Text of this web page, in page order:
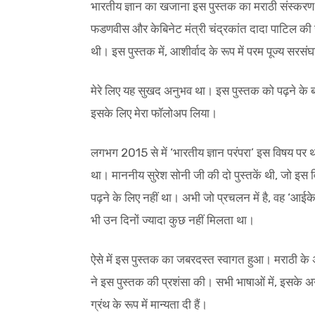
भारतीय ज्ञान का खजाना इस पुस्तक का मराठी
फडणवीस और केबिनेट मंत्री चंद्रकांत दादा पाटिल
थी। इस पुस्तक में, आशीर्वाद के रूप में परम पूज्य
मेरे लिए यह सुखद अनुभव था। इस पुस्तक को पढ़ने के
इसके लिए मेरा फॉलोअप लिया।
लगभग 2015 से में ‘भारतीय ज्ञान परंपरा’ इस विषय
था। माननीय सुरेश सोनी जी की दो पुस्तकें थी, जो
पढ़ने के लिए नहीं था। अभी जो प्रचलन में है, वह
भी उन दिनों ज्यादा कुछ नहीं मिलता था।
ऐसे में इस पुस्तक का जबरदस्त स्वागत हुआ। मराठी के
ने इस पुस्तक की प्रशंसा की। सभी भाषाओं में, इसके
ग्रंथ के रूप में मान्यता दी हैं।